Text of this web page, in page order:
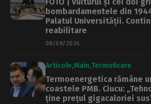
FOTO | Vulturul și cei doi
bombardamentele din
Palatul Universității.
reabilitare
08/08/2026
Articole Main Termoficare
Termoenergetica rămâne
coastele PMB. Ciucu:
ține prețul gigacaloriei